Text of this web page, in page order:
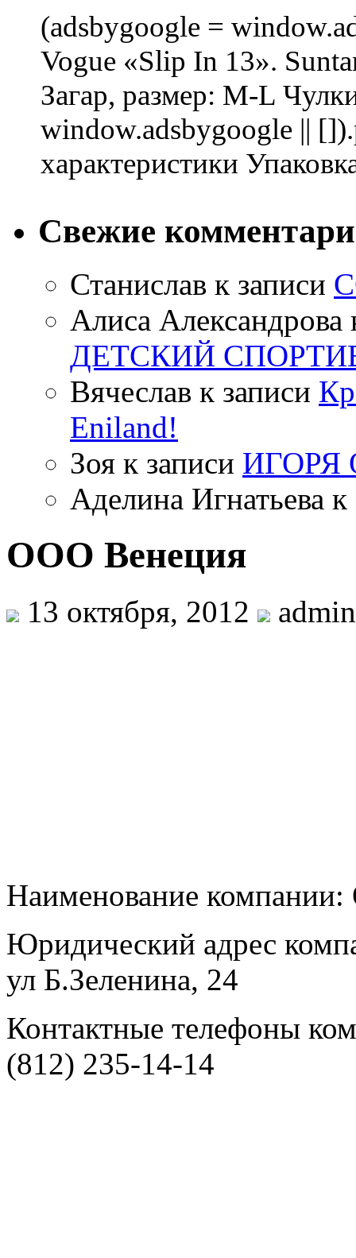
(adsbygoogle =
Vogue «Slip In 13».
Загар, размер: M-L
window.adsbygoogle ||
характеристики
Свежие
Станислав к записи
Алиса Александрова
ДЕТСКИЙ
Вячеслав к записи
Eniland!
Зоя к записи ИГОРЯ
Аделина Игнатьева к
ООО Венеция
13 октября, 2012 admin
Наименование
Юридический адрес
ул Б.Зеленина, 24
Контактные телефоны
(812) 235-14-14